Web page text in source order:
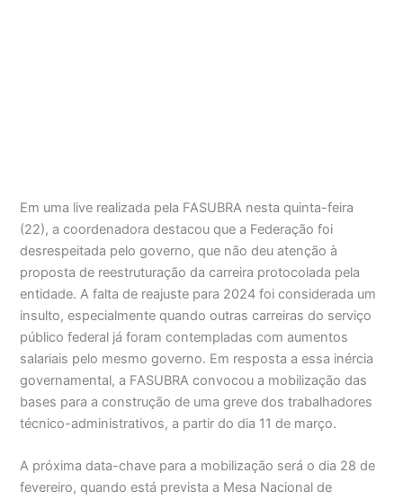
Em uma live realizada pela FASUBRA nesta quinta-feira
(22), a coordenadora destacou que a Federação foi
desrespeitada pelo governo, que não deu atenção à
proposta de reestruturação da carreira protocolada pela
entidade. A falta de reajuste para 2024 foi considerada um
insulto, especialmente quando outras carreiras do serviço
público federal já foram contempladas com aumentos
salariais pelo mesmo governo. Em resposta a essa inércia
governamental, a FASUBRA convocou a mobilização das
bases para a construção de uma greve dos trabalhadores
técnico-administrativos, a partir do dia 11 de março.
A próxima data-chave para a mobilização será o dia 28 de
fevereiro, quando está prevista a Mesa Nacional de